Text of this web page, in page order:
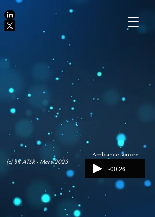
(c) BR ATSR - Mars 2023
Ambiance sonore
-00:26